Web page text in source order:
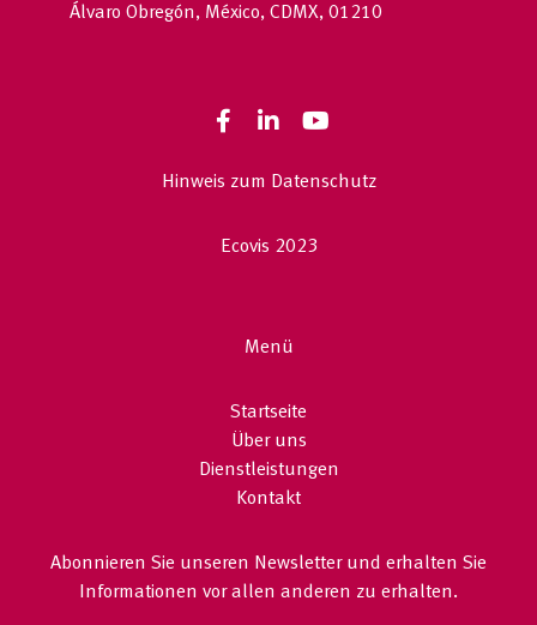
Álvaro Obregón, México, CDMX, 01210
Hinweis zum Datenschutz
Ecovis 2023
Menü
Startseite
Über uns
Dienstleistungen
Kontakt
Abonnieren Sie unseren Newsletter und erhalten Sie
Informationen vor allen anderen zu erhalten.